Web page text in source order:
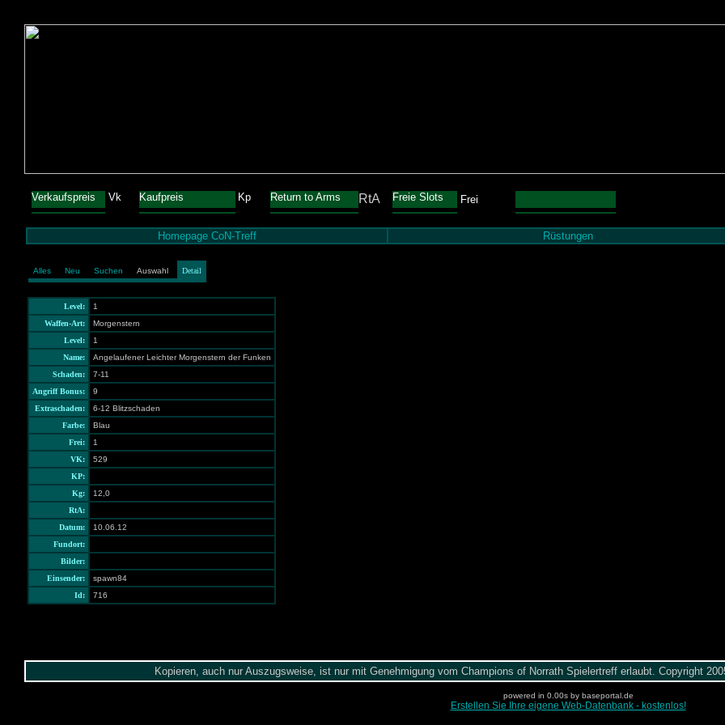
Verkaufspreis Vk Kaufpreis Kp Return to Arms RtA Freie Slots Frei
Homepage CoN-Treff Rüstungen
Alles Neu Suchen Auswahl Detail
Level:
1
Waffen-Art:
Morgenstern
Level:
1
Name:
Angelaufener Leichter Morgenstern der Funken
Schaden:
7-11
Angriff Bonus:
9
Extraschaden:
6-12 Blitzschaden
Farbe:
Blau
Frei:
1
VK:
529
KP:
Kg:
12,0
RtA:
Datum:
10.06.12
Fundort:
Bilder:
Einsender:
spawn84
Id:
716
Kopieren, auch nur Auszugsweise, ist nur mit Genehmigung vom Champions of Norrath Spielertreff erlaubt. Copyright
powered in 0.00s by baseportal.de
Erstellen Sie Ihre eigene Web-Datenbank - kostenlos!